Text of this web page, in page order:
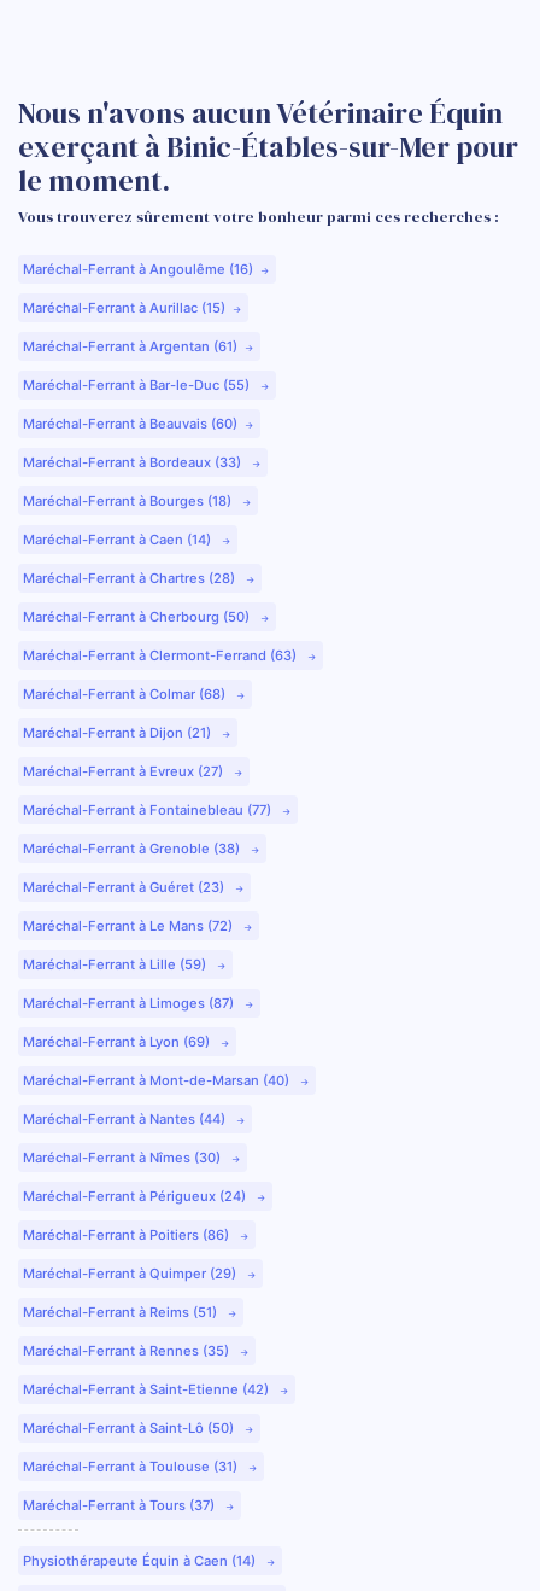
Nous n'avons aucun Vétérinaire Équin
exerçant à Binic-Étables-sur-Mer pour
le moment.
Vous trouverez sûrement votre bonheur parmi ces recherches :
Maréchal-Ferrant à Angoulême (16)
Maréchal-Ferrant à Aurillac (15)
Maréchal-Ferrant à Argentan (61)
Maréchal-Ferrant à Bar-le-Duc (55)
Maréchal-Ferrant à Beauvais (60)
Maréchal-Ferrant à Bordeaux (33)
Maréchal-Ferrant à Bourges (18)
Maréchal-Ferrant à Caen (14)
Maréchal-Ferrant à Chartres (28)
Maréchal-Ferrant à Cherbourg (50)
Maréchal-Ferrant à Clermont-Ferrand (63)
Maréchal-Ferrant à Colmar (68)
Maréchal-Ferrant à Dijon (21)
Maréchal-Ferrant à Evreux (27)
Maréchal-Ferrant à Fontainebleau (77)
Maréchal-Ferrant à Grenoble (38)
Maréchal-Ferrant à Guéret (23)
Maréchal-Ferrant à Le Mans (72)
Maréchal-Ferrant à Lille (59)
Maréchal-Ferrant à Limoges (87)
Maréchal-Ferrant à Lyon (69)
Maréchal-Ferrant à Mont-de-Marsan (40)
Maréchal-Ferrant à Nantes (44)
Maréchal-Ferrant à Nîmes (30)
Maréchal-Ferrant à Périgueux (24)
Maréchal-Ferrant à Poitiers (86)
Maréchal-Ferrant à Quimper (29)
Maréchal-Ferrant à Reims (51)
Maréchal-Ferrant à Rennes (35)
Maréchal-Ferrant à Saint-Etienne (42)
Maréchal-Ferrant à Saint-Lô (50)
Maréchal-Ferrant à Toulouse (31)
Maréchal-Ferrant à Tours (37)
Physiothérapeute Équin à Caen (14)